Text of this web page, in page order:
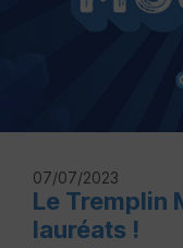
07/07/2023
Le Tremplin
lauréats !